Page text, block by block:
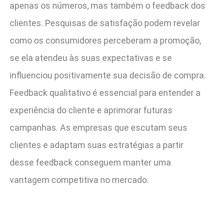
apenas os números, mas também o feedback dos
clientes. Pesquisas de satisfação podem revelar
como os consumidores perceberam a promoção,
se ela atendeu às suas expectativas e se
influenciou positivamente sua decisão de compra.
Feedback qualitativo é essencial para entender a
experiência do cliente e aprimorar futuras
campanhas. As empresas que escutam seus
clientes e adaptam suas estratégias a partir
desse feedback conseguem manter uma
vantagem competitiva no mercado.